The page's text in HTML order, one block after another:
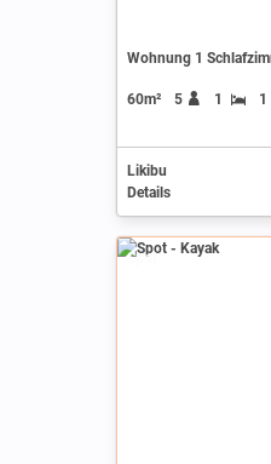
Wohnung 1
60m² 5 1 1
Likibu
Details
Spot